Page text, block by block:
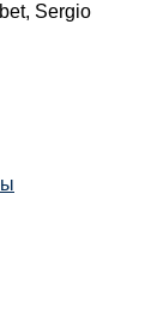
Sergio